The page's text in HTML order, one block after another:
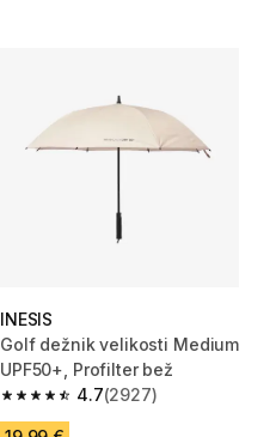
INESIS
Golf dežnik velikosti Medium
UPF50+, Profilter bež
4.7
4.7 od 5 zvezdic from 2927 ocene
(2927)